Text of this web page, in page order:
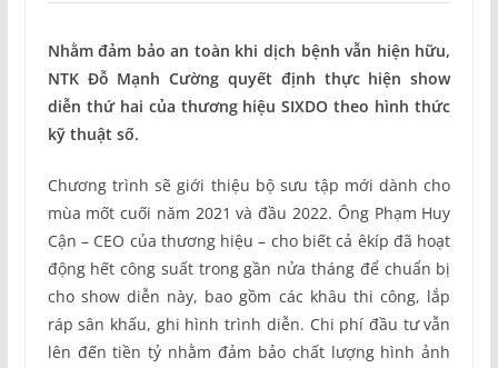
Nhằm đảm bảo an toàn khi dịch bệnh vẫn hiện hữu,
NTK Đỗ Mạnh Cường quyết định thực hiện show
diễn thứ hai của thương hiệu SIXDO theo hình thức
kỹ thuật số.
Chương trình sẽ giới thiệu bộ sưu tập mới dành cho
mùa mốt cuối năm 2021 và đầu 2022. Ông Phạm Huy
Cận – CEO của thương hiệu – cho biết cả êkíp đã hoạt
động hết công suất trong gần nửa tháng để chuẩn bị
cho show diễn này, bao gồm các khâu thi công, lắp
ráp sân khấu, ghi hình trình diễn. Chi phí đầu tư vẫn
lên đến tiền tỷ nhằm đảm bảo chất lượng hình ảnh